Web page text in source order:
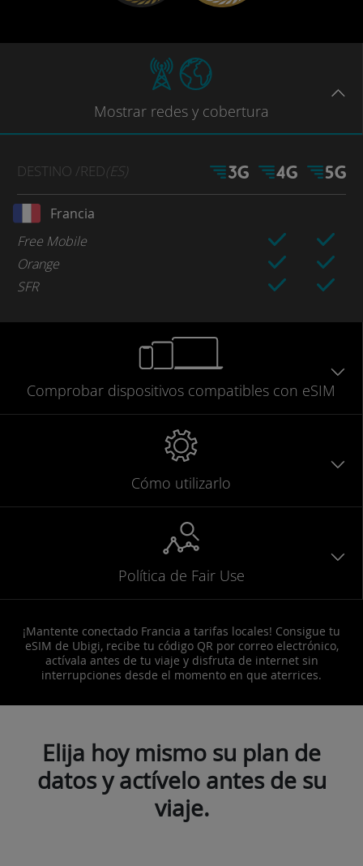
Mostrar redes y cobertura
DESTINO /RED(ES)
Francia
Free Mobile
Orange
SFR
Comprobar dispositivos compatibles con eSIM
Cómo utilizarlo
Política de Fair Use
¡Mantente conectado Francia a tarifas locales! Consigue tu
eSIM de Ubigi, recibe tu código QR por correo electrónico,
actívala antes de tu viaje y disfruta de internet sin
interrupciones desde el momento en que aterrices.
Elija hoy mismo su plan de
datos y actívelo antes de su
viaje.